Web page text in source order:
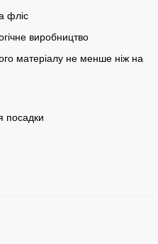
фліс
виробництво
матеріалу не менше ніж на
посадки